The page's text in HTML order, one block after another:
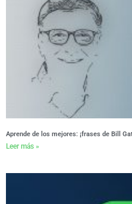
Aprende de los mejores: ¡frases de Bill
Leer más »